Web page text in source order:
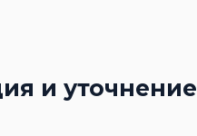
и уточнение